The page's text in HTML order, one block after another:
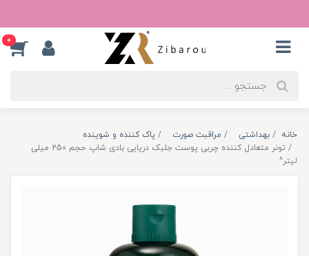
0
خانه بهداشتی مراقبت صورت
پاک کننده و شوینده
تونر متعادل کننده چربی پوست جلبک دریایی بادی شاپ حجم 250 میلی
لیتر^